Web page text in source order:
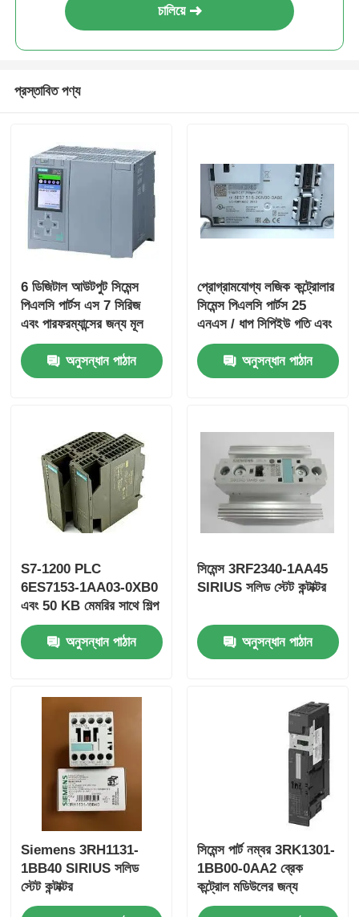
বাড়ি
আমাদের সম্পর্কে
কারখানা ভ্রমণ
মান নিয়ন্ত্রণ
আমাদের সাথে যোগাযোগ করুন
ওম্রন পিএলসি পার্টস
অ্যালেন ব্র্যাডলি পিএলসি পার্টস
ইয়োকোগাওয়া স্টারডম পিএলসি
হিমা সেফটি পিএলসি
ফক্সবোরো পিএলসি
আইসিএস ট্রিপলেক্স পিএলসি
উডওয়ার্ড পিএলসি
স্নাইডার পিএলসি মডিউল
জিই ফ্যানুক মডিউল
চালিয়ে
প্রস্তাবিত পণ্য
6 ডিজিটাল আউটপুট সিমেন্স
পিএলসি পার্টস এস 7 সিরিজ
এবং পারফরম্যান্সের জন্য মূল
অনুসন্ধান পাঠান
প্রোগ্রামযোগ্য লজিক কন্ট্রোলার
সিমেন্স পিএলসি পার্টস 25
এনএস / ধাপ সিপিইউ গতি এবং
2 এনালগ ইনপুট সহ
অনুসন্ধান পাঠান
S7-1200 PLC
6ES7153-1AA03-0XB0
এবং 50 KB মেমরির সাথে শিল্প
স্বয়ংক্রিয়করণ সহজ করা হয়েছে
অনুসন্ধান পাঠান
সিমেন্স 3RF2340-1AA45
SIRIUS সলিড স্টেট কন্টাক্টর
অনুসন্ধান পাঠান
Siemens 3RH1131-
1BB40 SIRIUS সলিড
স্টেট কন্টাক্টর
সিমেন্স পার্ট নম্বর 3RK1301-
1BB00-0AA2 ব্রেক
কন্ট্রোল মডিউলের জন্য
ইলেক্ট্রোমেকানিক্যাল স্টার্টার